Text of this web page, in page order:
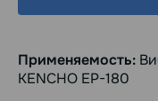
Применяемость:
KENCHO EP-180